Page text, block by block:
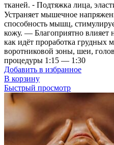
тканей. ⁃ Подтяжка лица,
Устраняет мышечное
способность мышц,
кожу. — Благоприятно влияет
как идёт проработка
воротниковой зоны, шеи,
процедуры 1:15 — 1:30
Добавить в избранное
В корзину
Быстрый просмотр